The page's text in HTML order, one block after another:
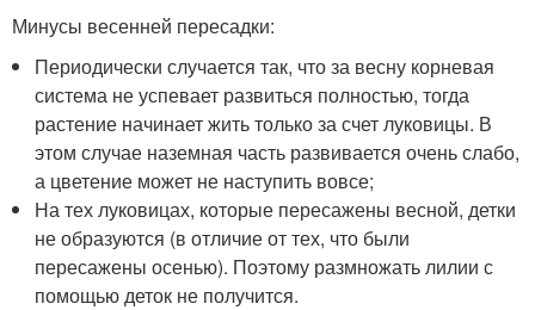
Минусы весенней пересадки:
Периодически случается так, что за весну корневая
система не успевает развиться полностью, тогда
растение начинает жить только за счет луковицы. В
этом случае наземная часть развивается очень слабо,
а цветение может не наступить вовсе;
На тех луковицах, которые пересажены весной, детки
не образуются (в отличие от тех, что были
пересажены осенью). Поэтому размножать лилии с
помощью деток не получится.